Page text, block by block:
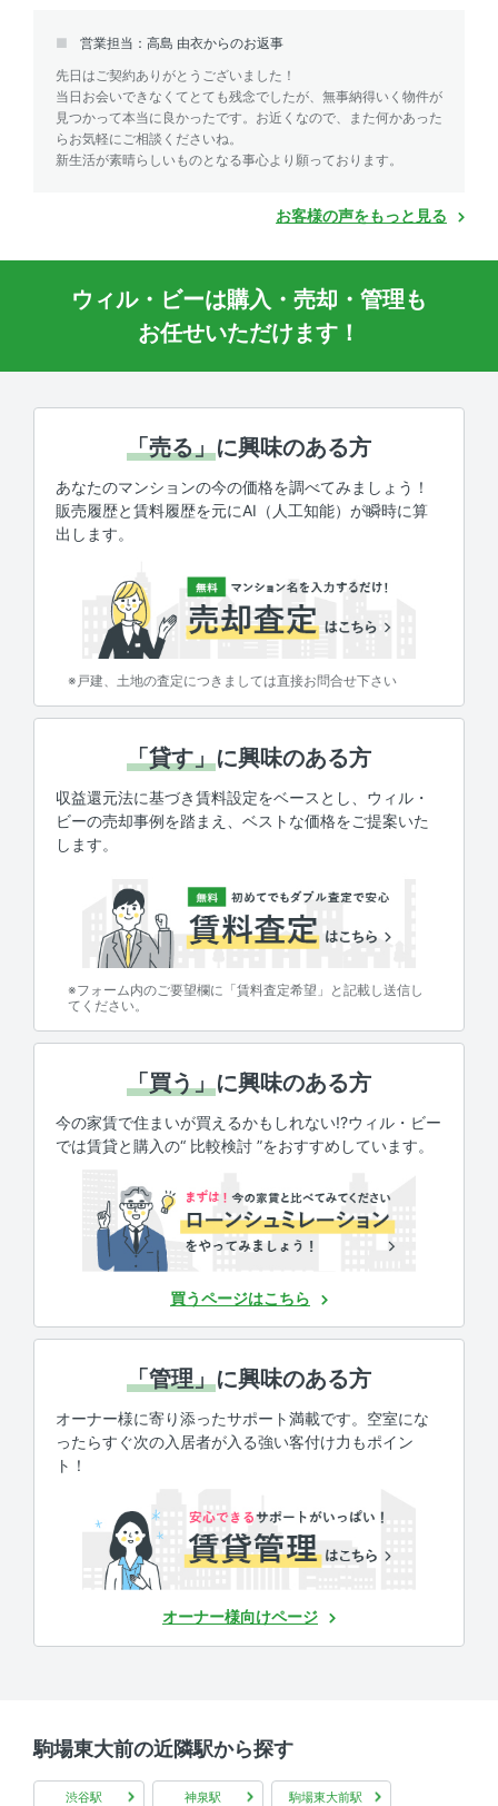
営業担当：高島 由衣からのお返事
先日はご契約ありがとうございました！
当日お会いできなくてとても残念でしたが、無事納得いく物件が
見つかって本当に良かったです。お近くなので、また何かあった
らお気軽にご相談くださいね。
新生活が素晴らしいものとなる事心より願っております。
お客様の声をもっと見る
ウィル・ビーは購入・売却・管理も
お任せいただけます！
「売る」に興味のある方
あなたのマンションの今の価格を調べてみましょう！
販売履歴と賃料履歴を元にAI（人工知能）が瞬時に算
出します。
※戸建、土地の査定につきましては直接お問合せ下さい
「貸す」に興味のある方
収益還元法に基づき賃料設定をベースとし、ウィル・
ビーの売却事例を踏まえ、ベストな価格をご提案いた
します。
※フォーム内のご要望欄に「賃料査定希望」と記載し送信し
てください。
「買う」に興味のある方
今の家賃で住まいが買えるかもしれない!?ウィル・ビー
では賃貸と購入の“ 比較検討 ”をおすすめしています。
買うページはこちら
「管理」に興味のある方
オーナー様に寄り添ったサポート満載です。空室にな
ったらすぐ次の入居者が入る強い客付け力もポイン
ト！
オーナー様向けページ
駒場東大前の近隣駅から探す
渋谷駅 神泉駅 駒場東大前駅